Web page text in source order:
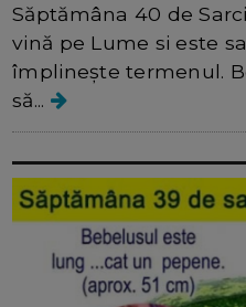
Săptămâna 40 de
vină pe Lume si este
împlinește termenul.
să...